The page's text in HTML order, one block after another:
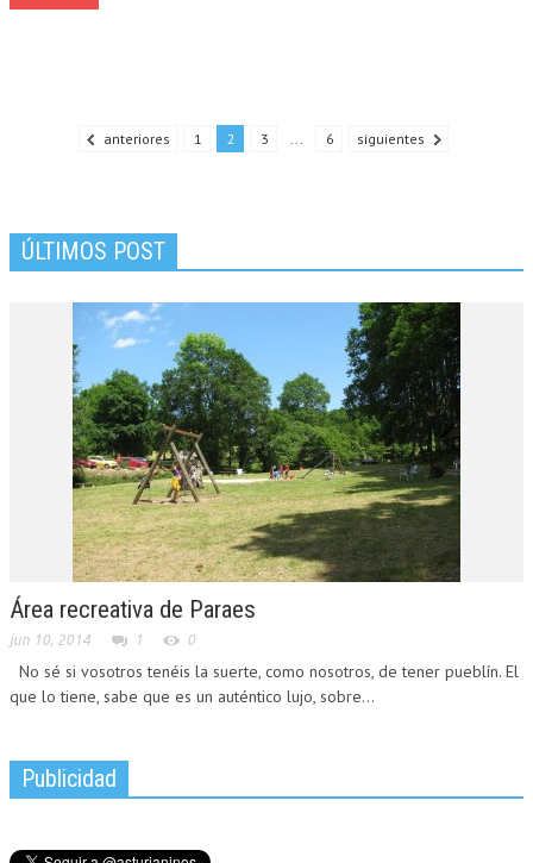
anteriores 1 2 3 ... 6 siguientes
ÚLTIMOS POST
Área recreativa de Paraes
jun 10, 2014 1 0
No sé si vosotros tenéis la suerte, como nosotros, de tener pueblín. El
que lo tiene, sabe que es un auténtico lujo, sobre...
Publicidad